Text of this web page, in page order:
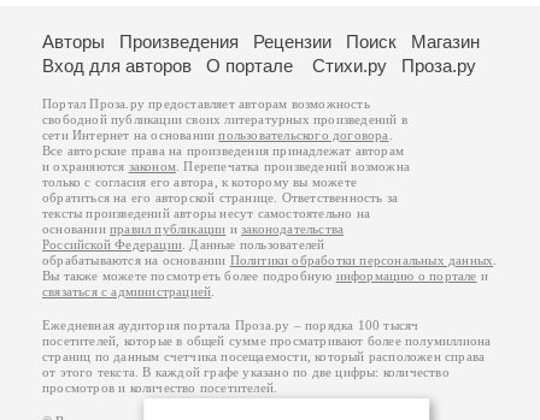
Авторы Произведения Рецензии Поиск
Магазин
Вход для авторов
О портале Стихи.ру Проза.ру
Портал Проза.ру предоставляет авторам возможность
свободной публикации своих литературных произведений в
сети Интернет на основаниипользовательского договора
Все авторские права на произведения принадлежат авторам
и охраняются законом . Перепечатка произведений возможна
только с согласия его автора, к которому вы можете
обратиться на его авторской странице. Ответственность за
тексты произведений авторы несут самостоятельно на
основанииправил публикации изаконодательства
Российской Федерации . Данные пользователей
обрабатываются на основании Политики обработки персональных данных
Вы также можете посмотреть более подробную информацию о портале и
связаться с администрацией
Ежедневная аудитория портала Проза.ру – порядка 100 тысяч
посетителей, которые в общей сумме просматривают более полумиллиона
страниц по данным счетчика посещаемости, который расположен справа
от этого текста. В каждой графе указано по две цифры: количество
просмотров и количество посетителей.